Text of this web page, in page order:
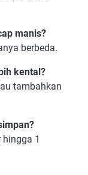
manis?
berbeda.
kental?
tambahkan
1